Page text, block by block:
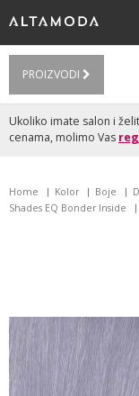
PROIZVODI
Ukoliko imate salon i
cenama, molimo Vas
Home Kolor Boje
Shades EQ Bonder Inside